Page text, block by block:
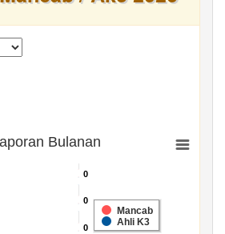
Bulanan
0
0
0
0
0
0
Mancab
Ahli K3